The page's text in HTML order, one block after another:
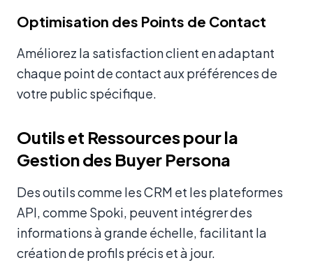
Optimisation des Points de Contact
Améliorez la satisfaction client en adaptant
chaque point de contact aux préférences de
votre public spécifique.
Outils et Ressources pour la
Gestion des Buyer Persona
Des outils comme les CRM et les plateformes
API, comme Spoki, peuvent intégrer des
informations à grande échelle, facilitant la
création de profils précis et à jour.